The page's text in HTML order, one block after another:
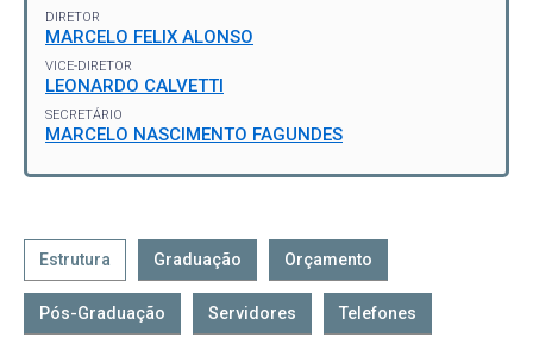
DIRETOR
MARCELO FELIX ALONSO
VICE-DIRETOR
LEONARDO CALVETTI
SECRETÁRIO
MARCELO NASCIMENTO FAGUNDES
Estrutura Graduação Orçamento
Pós-Graduação Servidores Telefones